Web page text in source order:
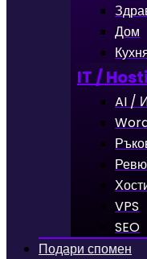
Дом
IT /
AI /
VPS
SEO
Подари спомен